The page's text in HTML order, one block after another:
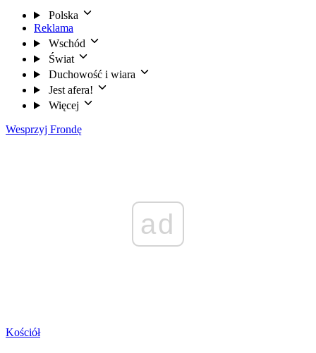
Polska
Reklama
Wschód
Świat
Duchowość i wiara
Jest afera!
Więcej
Wesprzyj Frondę
ad
Kościół